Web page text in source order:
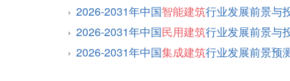
2026-2031年中国智能建筑行业发展前景与
2026-2031年中国民用建筑行业发展前景与
2026-2031年中国集成建筑行业发展前景预